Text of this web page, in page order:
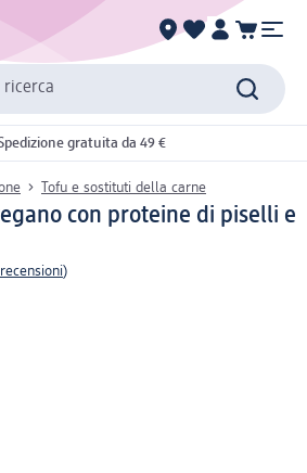
ricerca
gratuita da 49 €
Tofu e sostituti della carne
con proteine di piselli e
)